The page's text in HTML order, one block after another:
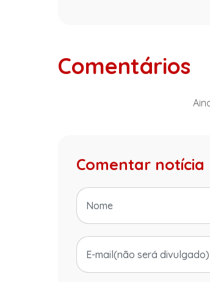
Comentários
Comentar notícia